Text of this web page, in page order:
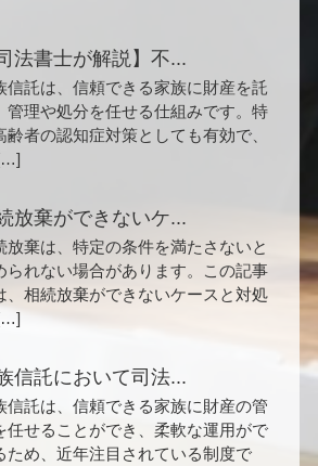
司法書士が解説】不...
信託は、信頼できる家族に財産を託
管理や処分を任せる仕組みです。特
齢者の認知症対策としても有効で、
放棄ができないケ...
放棄は、特定の条件を満たさないと
られない場合があります。この記事
、相続放棄ができないケースと対処
信託において司法...
信託は、信頼できる家族に財産の管
任せることができ、柔軟な運用がで
ため、近年注目されている制度で